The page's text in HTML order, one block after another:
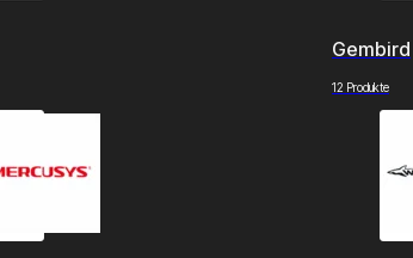
Gembird
12 Produkte